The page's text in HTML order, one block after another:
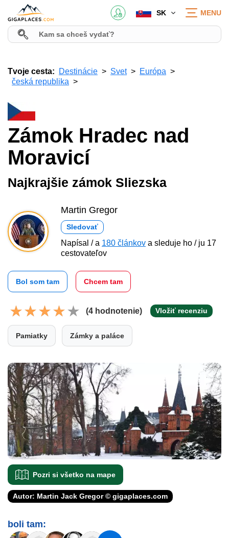
SK MENU
Tvoje cesta: Destinácie Svet
Európa
česká republika
Zámok Hradec nad
Moravicí
Najkrajšie zámok Sliezska
Martin Gregor
Sledovať
Napísal / a 180 článkov a sleduje ho / ju 17
cestovateľov
Bol som tam Chcem tam
(4 hodnotenie) Vložiť recenziu
Pamiatky Zámky a paláce
Pozri si všetko na mape
Autor: Martin Jack Gregor © gigaplaces.com
boli tam: